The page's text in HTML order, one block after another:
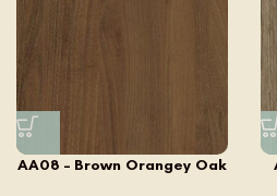
AA08 – Brown Orangey Oak